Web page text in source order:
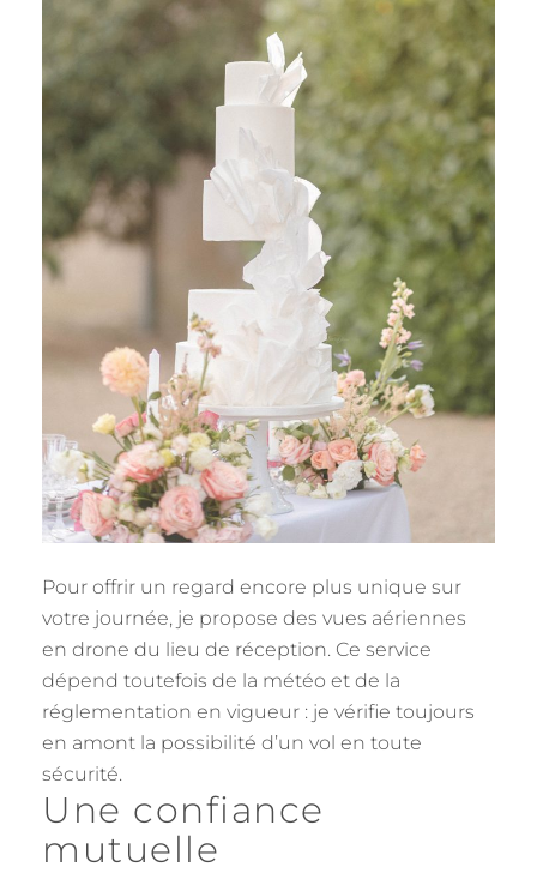
Pour offrir un regard encore plus unique sur
votre journée, je propose des vues aériennes
en drone du lieu de réception. Ce service
dépend toutefois de la météo et de la
réglementation en vigueur : je vérifie toujours
en amont la possibilité d’un vol en toute
sécurité.
Une confiance
mutuelle